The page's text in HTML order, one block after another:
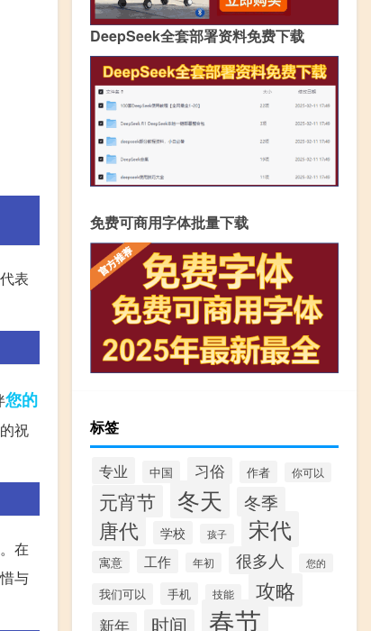
表
您的
祝
在
与
DeepSeek全套部署资料免费下载
免费可商用字体批量下载
标签
专业 中国 习俗 作者 你可以
元宵节 冬天 冬季
唐代 学校 孩子 宋代
寓意 工作 年初 很多人 您的
我们可以 手机 技能 攻略
新年 时间 春节